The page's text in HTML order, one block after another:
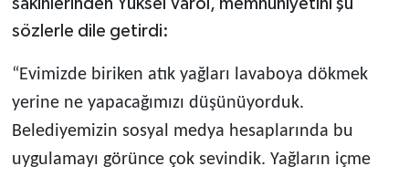
sözlerle dile getirdi:
“Evimizde biriken atık yağları lavaboya dökmek
yerine ne yapacağımızı düşünüyorduk.
Belediyemizin sosyal medya hesaplarında bu
uygulamayı görünce çok sevindik. Yağların içme